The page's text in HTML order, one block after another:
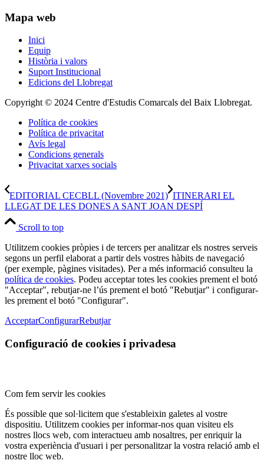
Mapa web
Inici
Equip
Història i valors
Suport Institucional
Edicions del Llobregat
Copyright © 2024 Centre d'Estudis Comarcals del Baix Llobregat.
Política de cookies
Política de privacitat
Avís legal
Condicions generals
Privacitat xarxes socials
EDITORIAL CECBLL (Novembre 2021) ITINERARI EL
LLEGAT DE LES DONES A SANT JOAN DESPÍ
Scroll to top
Utilitzem cookies pròpies i de tercers per analitzar els nostres serveis
segons un perfil elaborat a partir dels vostres hàbits de navegació
(per exemple, pàgines visitades). Per a més informació consulteu la
política de cookies. Podeu acceptar totes les cookies prement el botó
"Acceptar", rebutjar-ne l’ús prement el botó "Rebutjar" i configurar-
les prement el botó "Configurar".
AcceptarConfigurarRebutjar
Configuració de cookies i privadesa
Com fem servir les cookies
És possible que sol·licitem que s'estableixin galetes al vostre
dispositiu. Utilitzem cookies per informar-nos quan visiteu els
nostres llocs web, com interactueu amb nosaltres, per enriquir la
vostra experiència d'usuari i per personalitzar la vostra relació amb el
nostre lloc web.